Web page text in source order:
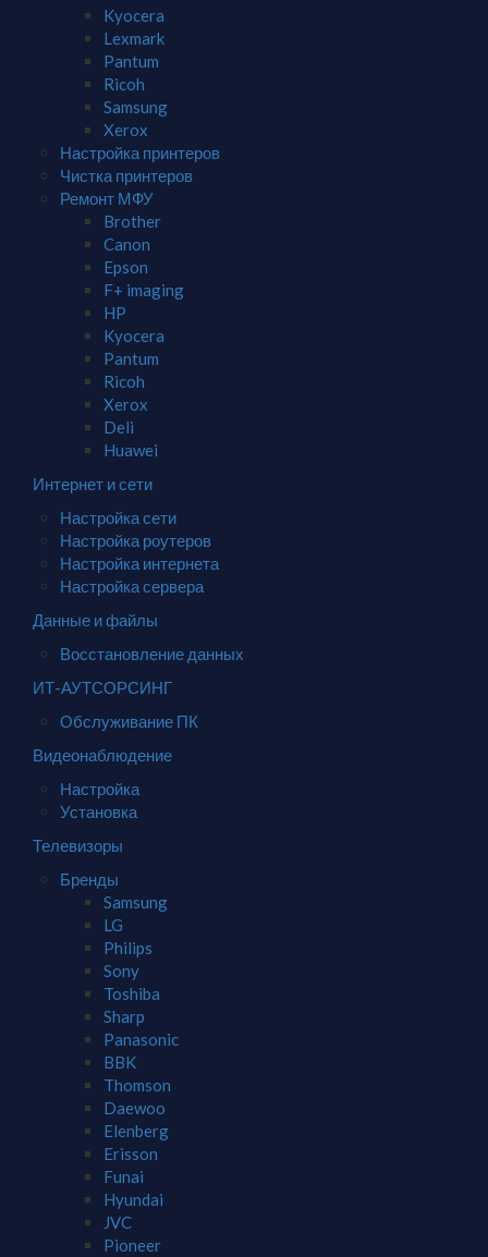
Kyocera
Lexmark
Pantum
Ricoh
Samsung
Xerox
Настройка принтеров
Чистка принтеров
Ремонт МФУ
Brother
Canon
Epson
F+ imaging
HP
Kyocera
Pantum
Ricoh
Xerox
Deli
Huawei
Интернет и сети
Настройка сети
Настройка роутеров
Настройка интернета
Настройка сервера
Данные и файлы
Восстановление данных
ИТ-АУТСОРСИНГ
Обслуживание ПК
Видеонаблюдение
Настройка
Установка
Телевизоры
Бренды
Samsung
LG
Philips
Sony
Toshiba
Sharp
Panasonic
BBK
Thomson
Daewoo
Elenberg
Erisson
Funai
Hyundai
JVC
Pioneer